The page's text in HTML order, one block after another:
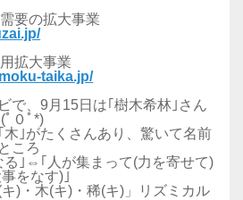
要の拡大事業
拡大事業
taika.jp/
で、9月15日は｢樹木希林｣さん
ﾟ０ﾟ*)
｣がたくさんあり、驚いて名前
ころ
る｣⇔｢人が集まって(力を寄せて)
をなす)｣
)・木(キ)・稀(キ)」リズミカル